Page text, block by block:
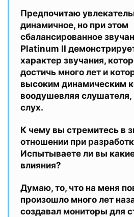
Предпочитаю
динамичное, но при этом
сбалансированное
Platinum II
характер звучания,
достичь много лет и
высоким динамическим
воодушевляя слушателя,
слух.
К чему вы стремитесь в
отношении при
Испытываете ли вы
влияния?
Думаю, то, что на меня
произошло много лет
создавал мониторы для